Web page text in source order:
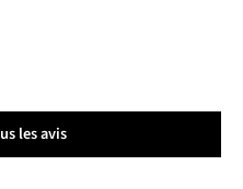
les avis